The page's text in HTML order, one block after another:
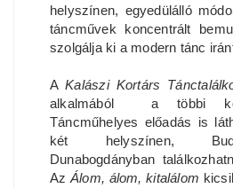
helyszínen, egyedülálló
táncművek koncentrált
szolgálja ki a modern tánc
AKalászi Kortárs
alkalmából a többi
Táncműhelyes előadás is
két helyszínen,
Dunabogdányban
Az Álom, álom, kitalálom